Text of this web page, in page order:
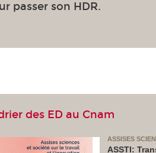
passer son HDR.
des ED au Cnam
ASSISES
ASSTI: